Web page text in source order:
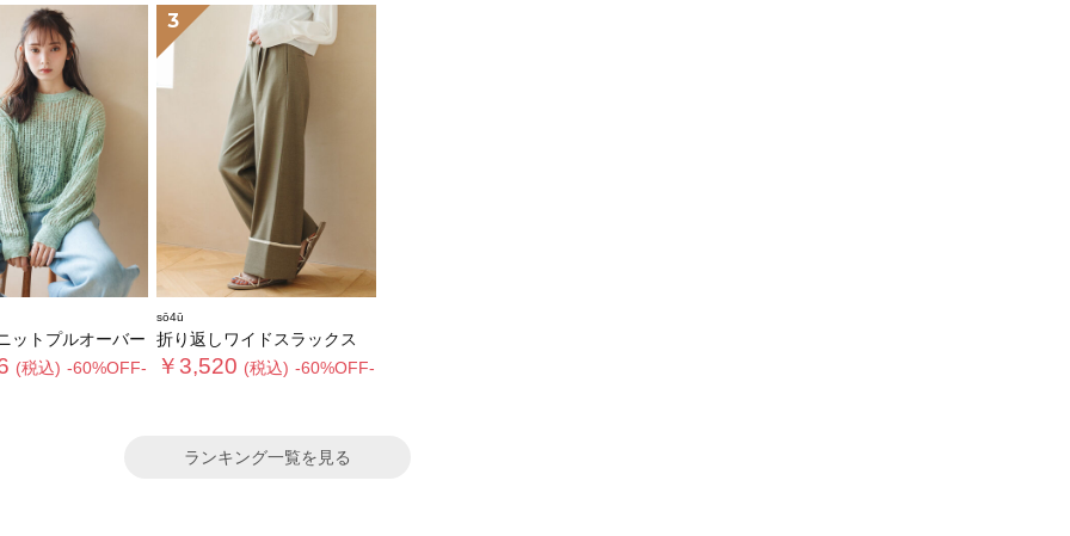
ットプルオーバー
(税込) -60%OFF-
3
sō4ū
折り返しワイドスラックス
￥3,520 (税込) -60%OFF-
ランキング一覧を見る